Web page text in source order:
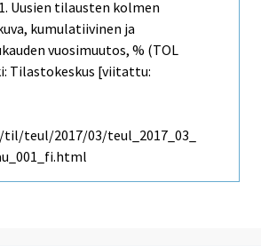
Uusien tilausten kolmen
kumulatiivinen ja
vuosimuutos, % (TOL
Tilastokeskus [viitattu:
teul/2017/03/teul_2017_03_